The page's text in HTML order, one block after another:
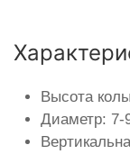
Высота
Диаметр: 7-